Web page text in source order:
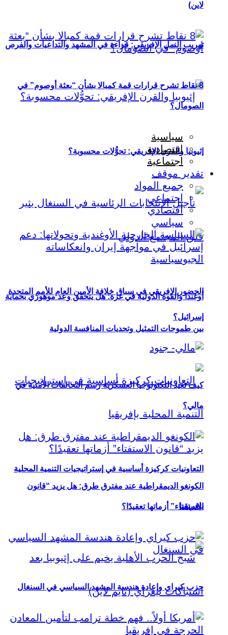
تهريب النمل الإفريقي: قراءة في المشهد والتداعيات والفرص
إثيوبيا والقرن الإفريقي: تحوُّلات محسوبة؟
الحضور الإفريقي في سباق خلافة الأمين العام للأمم المتحدة
بين طموحات التمثيل وتحديات المنافسة الدولية
التعاونيات كركيزة أساسية في إستراتيجيات التنمية المحلية
بإفريقيا
لاين)
8 نقاط تشرح قرارات قمة كمبالا بشأن “بعثة أوصوم” في
الصومال؟
سياسية
اقتصادية
اجتماعية
تقدير موقف
جميع المواد
اجتماعي
اقتصادي
سياسي
أوغندا والقوة الدولية في غزة: هل يتحقق وعد موهوزي بحماية
إسرائيل؟
كيف تعيد التكنولوجيا العسكرية رسم التحالفات الأمنية في
مالي؟
الكونغو الديمقراطية عند مفترق طرق: هل يزيد “قانون
الاستفتاء” أزماتها تعقيدًا؟
حزب كيراي وإعادة هندسة المشهد السياسي في السنغال